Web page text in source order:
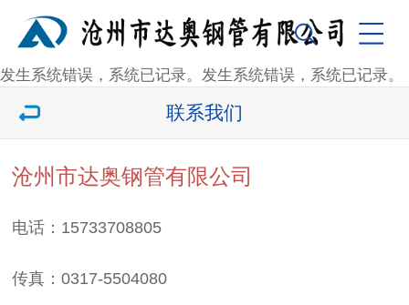
发生系统错误，系统已记录。发生系统错误，系统已记录。
联系我们
沧州市达奥钢管有限公司
电话：15733708805
传真：0317-5504080